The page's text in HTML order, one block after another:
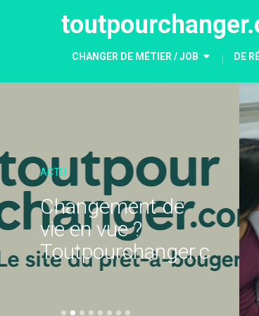
CHANGER DE MÉTIER / JOB DE
REPRENDRE SES ÉTUDES - SE
FORMER
Formation à
distance : CAP,
BTS, titres pros